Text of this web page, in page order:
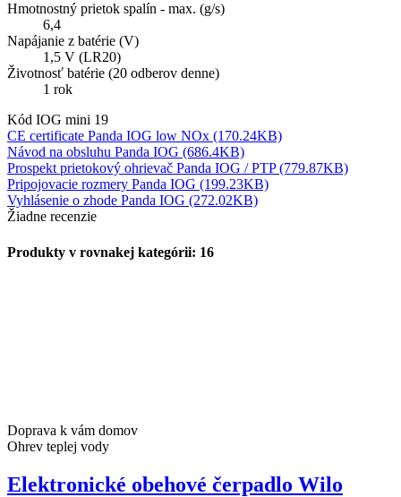
Hmotnostný prietok spalín - max. (g/s)
6,4
Napájanie z batérie (V)
1,5 V (LR20)
Životnosť batérie (20 odberov denne)
1 rok
Kód IOG mini 19
CE certificate Panda IOG low NOx (170.24KB)
Návod na obsluhu Panda IOG (686.4KB)
Prospekt prietokový ohrievač Panda IOG / PTP (779.87KB)
Pripojovacie rozmery Panda IOG (199.23KB)
Vyhlásenie o zhode Panda IOG (272.02KB)
Žiadne recenzie
Produkty v rovnakej kategórii: 16
Doprava k vám domov
Ohrev teplej vody
Elektronické obehové čerpadlo Wilo